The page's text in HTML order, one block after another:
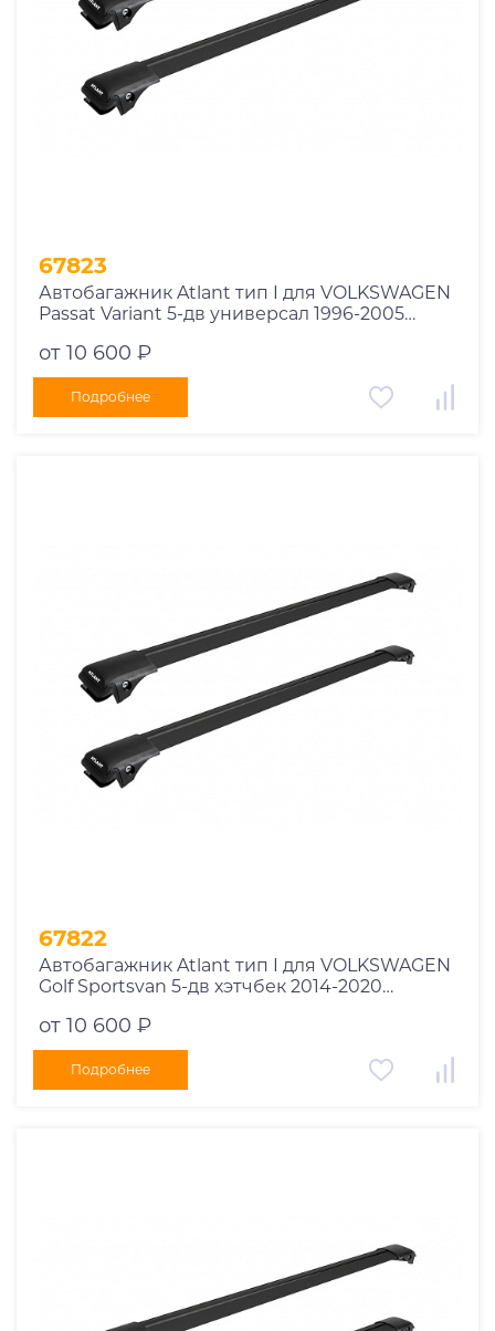
67823
Автобагажник Atlant тип I для VOLKSWAGEN
Passat Variant 5-дв универсал 1996-2005
10002+11118+11118
от 10 600 ₽
Подробнее
67822
Автобагажник Atlant тип I для VOLKSWAGEN
Golf Sportsvan 5-дв хэтчбек 2014-2020
10002+11114+11118
от 10 600 ₽
Подробнее